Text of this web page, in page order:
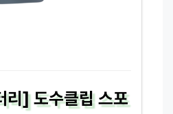
리] 도수클립 스포